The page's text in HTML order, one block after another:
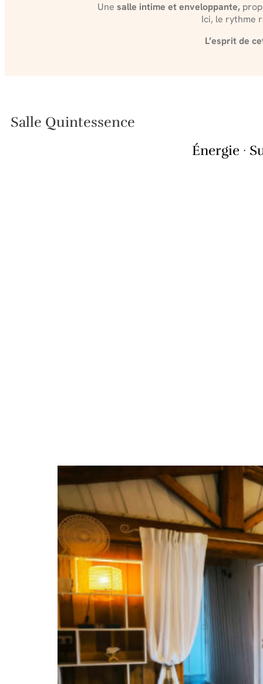
Une salle intime et enveloppante,
Ici, le rythme
L’esprit de
Salle Quintessence
Énergie ·